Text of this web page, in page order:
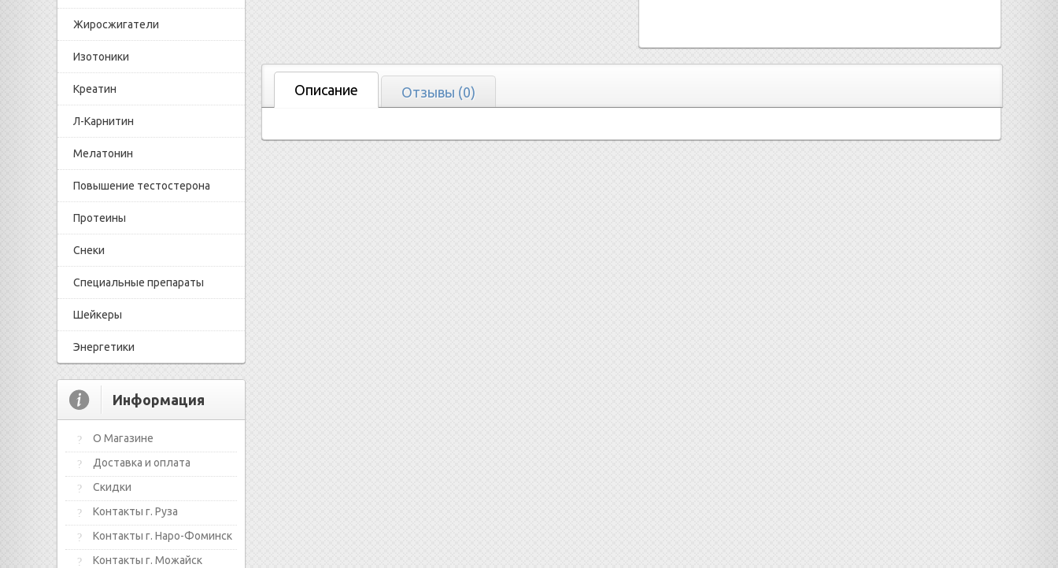
Жиросжигатели
Изотоники
Креатин
Л-Карнитин
Мелатонин
Повышение тестостерона
Протеины
Снеки
Специальные препараты
Шейкеры
Энергетики
Информация
О Магазине
Доставка и оплата
Скидки
Контакты г. Руза
Контакты г. Наро-Фоминск
Контакты г. Можайск
Описание Отзывы (0)